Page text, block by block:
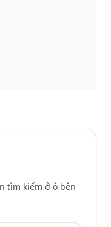
tìm kiếm ở ô bên